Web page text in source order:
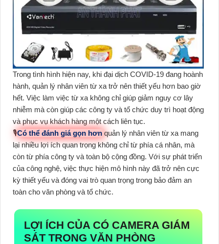
Trong tình hình hiện nay, khi đại dịch COVID-19 đang hoành
hành, quản lý nhân viên từ xa trở nên thiết yếu hơn bao giờ
hết. Việc làm việc từ xa không chỉ giúp giảm nguy cơ lây
nhiễm mà còn giúp các công ty và tổ chức duy trì hoạt động
và phục vụ khách hàng một cách liên tục.
🎙Có thể đánh giá gọn hơn quản lý nhân viên từ xa mang
lại nhiều lợi ích quan trọng không chỉ từ phía cá nhân, mà
còn từ phía công ty và toàn bộ cộng đồng. Với sự phát triển
của công nghệ, việc thực hiện mô hình này đã trở nên cực
kỳ thiết yếu và đóng vai trò quan trọng trong bảo đảm an
toàn cho văn phòng và tổ chức.
LỢI ÍCH CỦA CÓ CAMERA GIÁM
SÁT TRONG VĂN PHÒNG